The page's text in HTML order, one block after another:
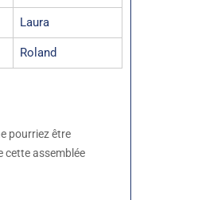
Laura
Roland
pourriez être
cette assemblée